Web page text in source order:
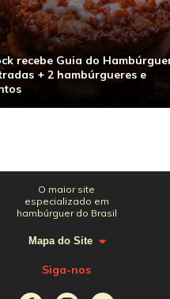
recebe Guia do
+ 2 hambúrgueres e
O maior site
especializado em
hambúrguer do Brasil
Mapa do Site
Siga-nos